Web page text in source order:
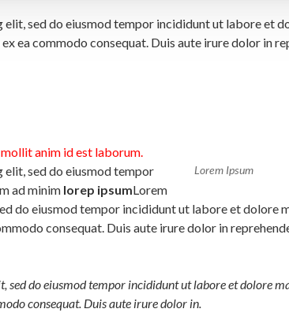
sed do eiusmod tempor incididunt ut labore et
ea commodo consequat. Duis aute irure dolor in
Lorem Ipsum
anim id est laborum.
sed do eiusmod tempor
ad minim lorep ipsumLorem
do eiusmod tempor incididunt ut labore et dolore
consequat. Duis aute irure dolor in
sed do eiusmod tempor incididunt ut labore et dolore
consequat. Duis aute irure dolor in.